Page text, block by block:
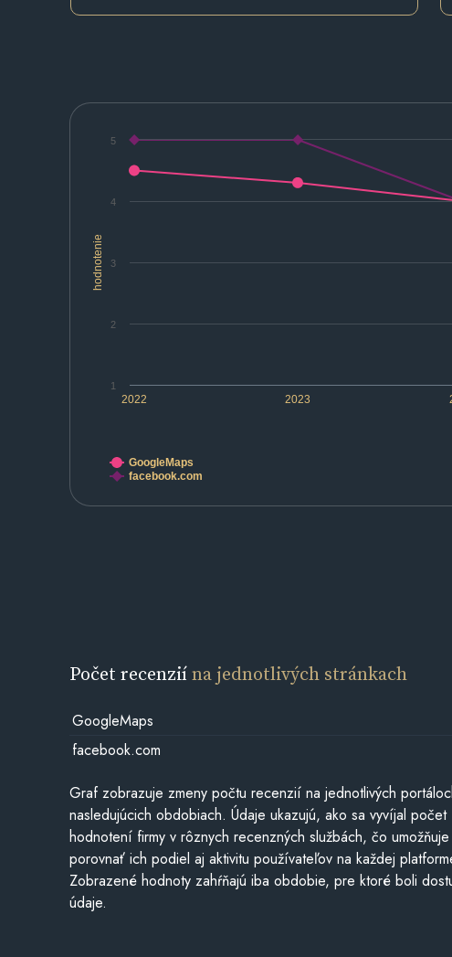
hodnotenie
2022 2023
1
2
3
4
5
GoogleMaps
facebook.com
Počet recenziína jednotlivých stránkach
GoogleMaps
facebook.com
Graf zobrazuje zmeny počtu recenzií na jednotlivých
nasledujúcich obdobiach. Údaje ukazujú, ako sa vyvíjal počet
hodnotení firmy v rôznych recenzných službách, čo umožňuje
porovnať ich podiel aj aktivitu používateľov na každej
Zobrazené hodnoty zahŕňajú iba obdobie, pre ktoré boli
údaje.